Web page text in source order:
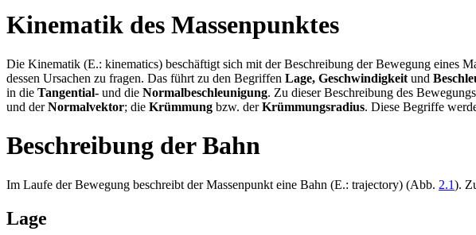
Kinematik des Massenpunktes
Die Kinematik (E.: kinematics) beschäftigt sich mit der Beschreibung der Bewegung eines
dessen Ursachen zu fragen. Das führt zu den Begriffen Lage, Geschwindigkeit und
in die Tangential- und die Normalbeschleunigung. Zu dieser Beschreibung des
und derNormalvektor; die Krümmung bzw. derKrümmungsradius. Diese Begriffe
Beschreibung der Bahn
Im Laufe der Bewegung beschreibt der Massenpunkt eine Bahn (E.: trajectory) (Abb. 2.1).
Lage